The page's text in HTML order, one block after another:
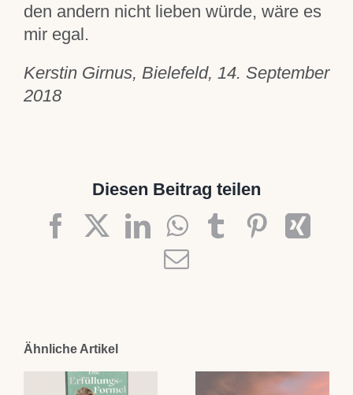
den andern nicht lieben würde, wäre es
mir egal.
Kerstin Girnus, Bielefeld, 14. September
2018
Diesen Beitrag teilen
Facebook
X LinkedIn
WhatsApp
Tumblr
E-
Ähnliche Artikel